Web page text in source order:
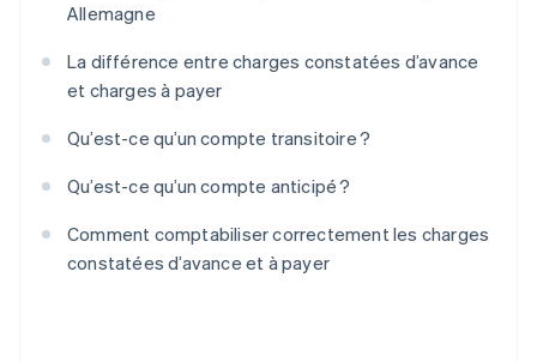
Allemagne
La différence entre charges constatées d’avance
et charges à payer
Qu’est-ce qu’un compte transitoire ?
Qu’est-ce qu’un compte anticipé ?
Comment comptabiliser correctement les charges
constatées d’avance et à payer